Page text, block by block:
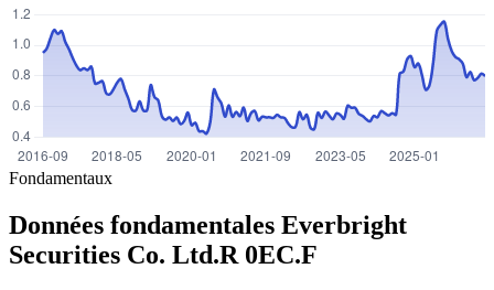
Fondamentaux
Données fondamentales Everbright
Securities Co. Ltd.R 0EC.F